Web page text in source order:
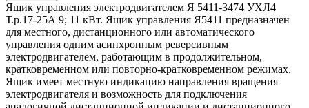
Ящик управления электродвигателем Я 5411-3474 УХЛ4
Т.р.17-25А 9; 11 кВт. Ящик управления Я5411 предназначен
для местного, дистанционного или автоматического
управления одним асинхронным реверсивным
электродвигателем, работающим в продолжительном,
кратковременном или повторно-кратковременном режимах.
Ящик имеет местную индикацию направления вращения
электродвигателя и возможность для подключения